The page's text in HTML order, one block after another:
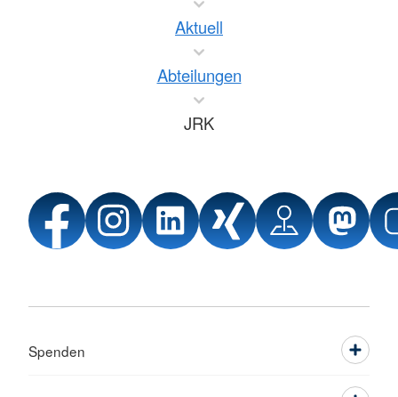
Aktuell
Abteilungen
JRK
Spenden